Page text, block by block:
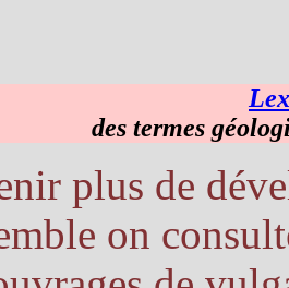
des termes
plus de
on